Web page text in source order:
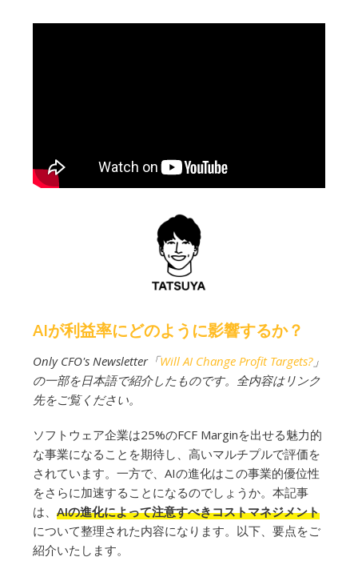
AIが利益率にどのように影響するか？
Only CFO's Newsletter「Will AI Change Profit Targets?」
の一部を日本語で紹介したものです。全内容はリンク
先をご覧ください。
ソフトウェア企業は25%のFCF Marginを出せる魅力的
な事業になることを期待し、高いマルチプルで評価を
されています。一方で、AIの進化はこの事業的優位性
をさらに加速することになるのでしょうか。本記事
は、 AIの進化によって注意すべきコストマネジメント
について整理された内容になります。以下、要点をご
紹介いたします。